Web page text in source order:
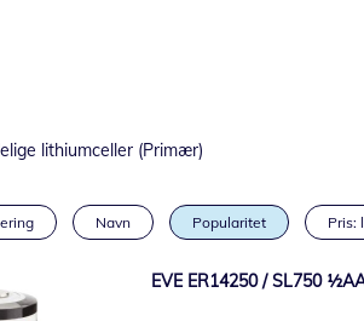
lithiumceller (Primær)
Navn Popularitet Pris:
EVE ER14250 / SL750